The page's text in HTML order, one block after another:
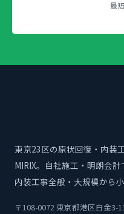
最
東京23区の原状回復・内装
MIRIX。自社施工・明朗会計
内装工事全般・大規模から
〒108-0072 東京都港区白金3-